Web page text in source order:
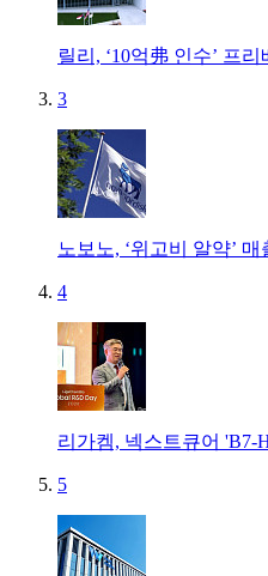
릴리, ‘10억弗 인수’ 프
3
노보노, ‘위고비 알약’
4
리가켐, 넥스트큐어 'B7-
5